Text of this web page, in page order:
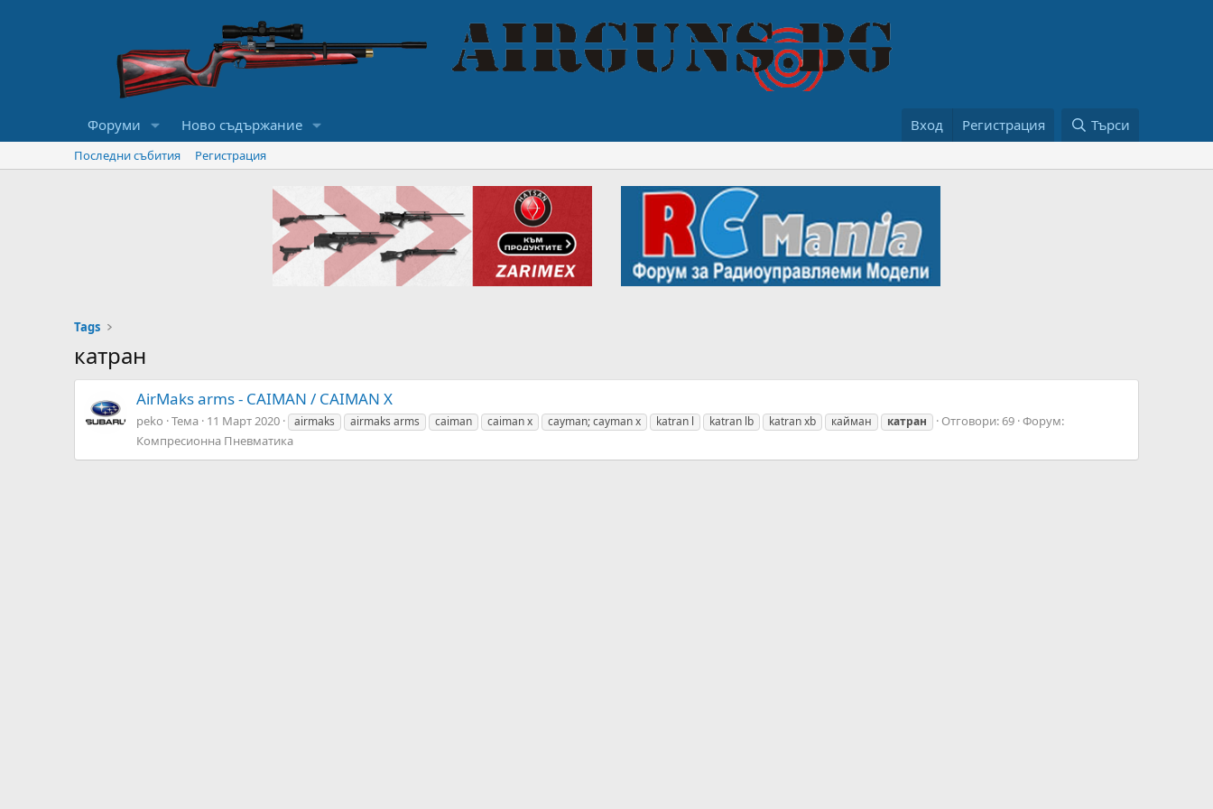
Форуми Ново съдържание Вход Регистрация Търси
Последни събития Регистрация
Tags
катран
AirMaks arms - CAIMAN / CAIMAN X
peko Тема 11 Март 2020 airmaks airmaks arms caiman caiman x cayman; cayman x katran l katran lb katran xb кайман катран Отговори: 69 Форум:
Компресионна Пневматика